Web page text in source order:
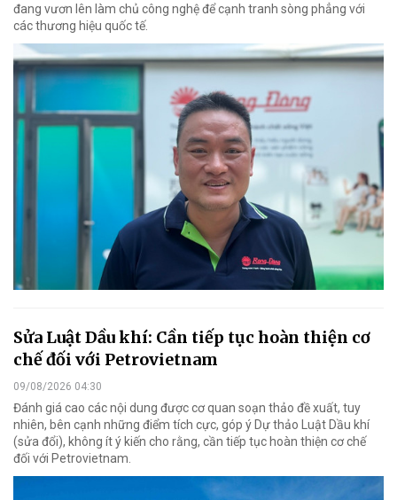
đang vươn lên làm chủ công nghệ để cạnh tranh sòng phẳng với
các thương hiệu quốc tế.
Sửa Luật Dầu khí: Cần tiếp tục hoàn thiện cơ
chế đối với Petrovietnam
09/08/2026 04:30
Đánh giá cao các nội dung được cơ quan soạn thảo đề xuất, tuy
nhiên, bên cạnh những điểm tích cực, góp ý Dự thảo Luật Dầu khí
(sửa đổi), không ít ý kiến cho rằng, cần tiếp tục hoàn thiện cơ chế
đối với Petrovietnam.